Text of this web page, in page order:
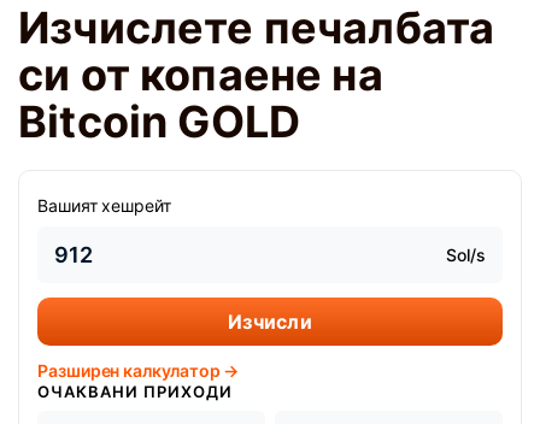
Изчислете печалбата
си от копаене на
Bitcoin GOLD
Вашият хешрейт
Sol/s
Изчисли
Разширен калкулатор →
ОЧАКВАНИ ПРИХОДИ